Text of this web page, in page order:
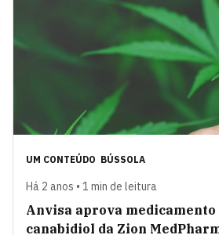
UM CONTEÚDO BÚSSOLA
Há 2 anos • 1 min de leitura
Anvisa aprova medicamento
canabidiol da Zion